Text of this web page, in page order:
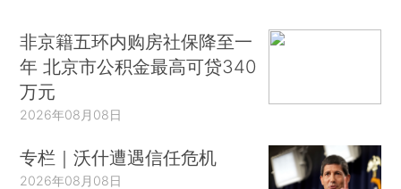
非京籍五环内购房社保降至一
年 北京市公积金最高可贷340
万元
2026年08月08日
专栏｜沃什遭遇信任危机
2026年08月08日